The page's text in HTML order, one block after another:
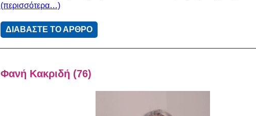
(περισσότερα…)
ΔΙΑΒΑΣΤΕ ΤΟ ΑΡΘΡΟ
Φανή Κακριδή (76)